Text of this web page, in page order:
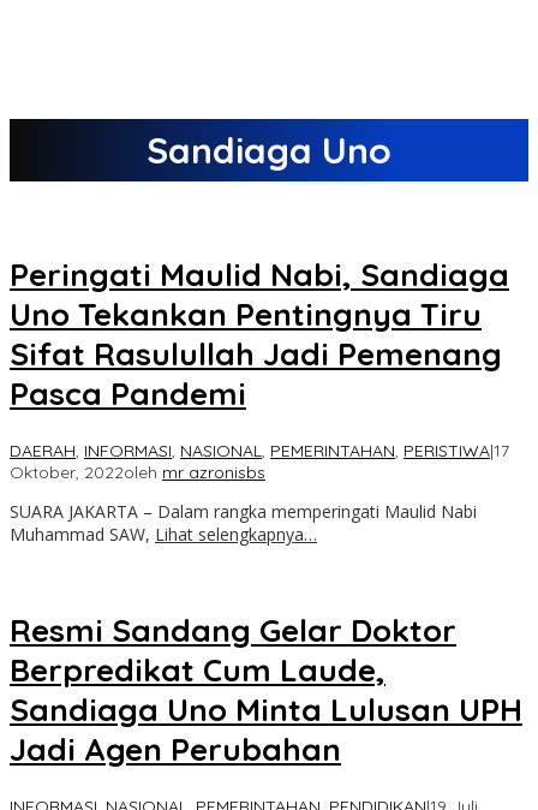
Sandiaga Uno
Peringati Maulid Nabi, Sandiaga
Uno Tekankan Pentingnya Tiru
Sifat Rasulullah Jadi Pemenang
Pasca Pandemi
DAERAH, INFORMASI, NASIONAL, PEMERINTAHAN, PERISTIWA|17
Oktober, 2022oleh mr azronisbs
SUARA JAKARTA – Dalam rangka memperingati Maulid Nabi
Muhammad SAW, Lihat selengkapnya…
Resmi Sandang Gelar Doktor
Berpredikat Cum Laude,
Sandiaga Uno Minta Lulusan UPH
Jadi Agen Perubahan